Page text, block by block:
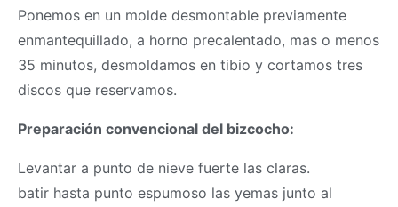
Ponemos en un molde desmontable previamente
enmantequillado, a horno precalentado, mas o menos
35 minutos, desmoldamos en tibio y cortamos tres
discos que reservamos.
Preparación convencional del bizcocho:
Levantar a punto de nieve fuerte las claras.
batir hasta punto espumoso las yemas junto al